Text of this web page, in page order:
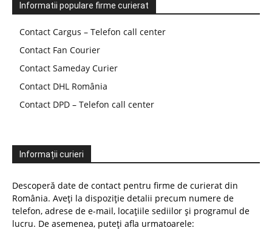
Informatii populare firme curierat
Contact Cargus – Telefon call center
Contact Fan Courier
Contact Sameday Curier
Contact DHL România
Contact DPD – Telefon call center
Informații curieri
Descoperă date de contact pentru firme de curierat din
România. Aveți la dispoziție detalii precum numere de
telefon, adrese de e-mail, locațiile sediilor și programul de
lucru. De asemenea, puteți afla urmatoarele: